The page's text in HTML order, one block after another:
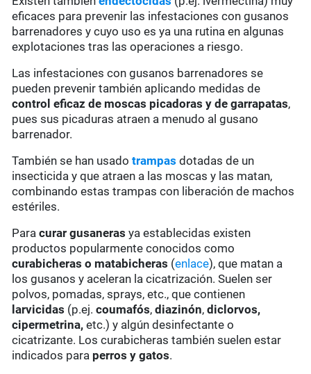
eficaces para prevenir las infestaciones con gusanos
barrenadores y cuyo uso es ya una rutina en algunas
explotaciones tras las operaciones a riesgo.
Las infestaciones con gusanos barrenadores se
pueden prevenir también aplicando medidas de
control eficaz de moscas picadoras y de garrapatas,
pues sus picaduras atraen a menudo al gusano
barrenador.
También se han usado trampas dotadas de un
insecticida y que atraen a las moscas y las matan,
combinando estas trampas con liberación de machos
estériles.
Paracurar gusaneras ya establecidas existen
productos popularmente conocidos como
curabicheras o matabicheras (enlace), que matan a
los gusanos y aceleran la cicatrización. Suelen ser
polvos, pomadas, sprays, etc., que contienen
larvicidas (p.ej.coumafós,diazinón,diclorvos,
cipermetrina, etc.) y algún desinfectante o
cicatrizante. Los curabicheras también suelen estar
indicados para perros y gatos.